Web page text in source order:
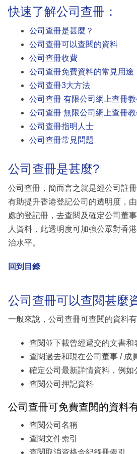
事
訂
閱
專
區
快速了解公司查冊：
公司查冊是甚麼？
公司查冊可以查閱的資料
公司查冊收費
公司查冊免費資料的常見用途
公司查冊3大方法
公司查冊 有限公司網上查冊
公司查冊 無限公司網上查冊
公司查冊指明人士
公司查冊常見問題
公司查冊是甚麼?
公司查冊，簡而言之就是經公司註
有助提升香港登記公司的透明度，
處的登記冊，去查閱及確定公司董
人資料，此透明度可加強公眾對香
治水平。
回到目錄
公司查冊可以查閱甚麼
一般來說，公司查冊可查閱的資料有
查閱並下載曾經遞交的文書和
查閱過去和現在公司董事 / 成
確定公司最新詳情資料，例如
查閱公司押記資料
公司查冊可免費查閱的資料
查閱公司名稱
查閱文件索引
查閱取消資格令紀錄冊索引